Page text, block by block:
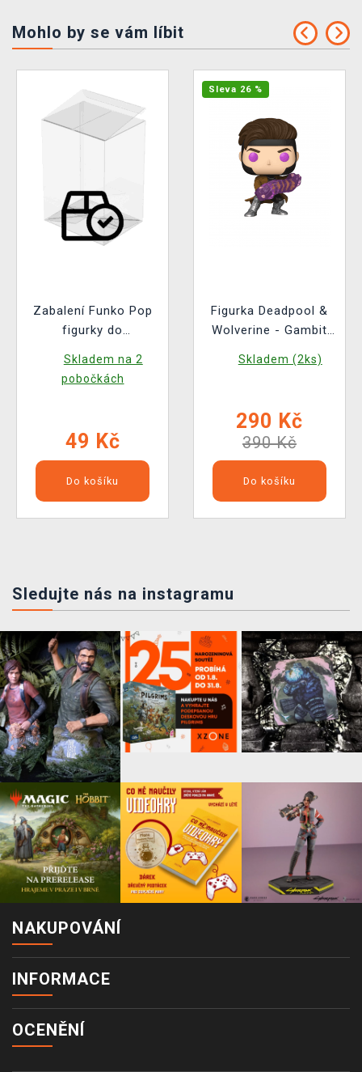
Mohlo by se vám líbit
Zabalení Funko Pop
figurky do
(pro standardní
velikost Funko Pop!)
Skladem na 2
pobočkách
49 Kč
Do košíku
Sleva 26 %
Figurka Deadpool &
Wolverine - Gambit
1496)
Skladem (2ks)
290 Kč
390 Kč
Do košíku
Sledujte nás na instagramu
NAKUPOVÁNÍ
INFORMACE
OCENĚNÍ